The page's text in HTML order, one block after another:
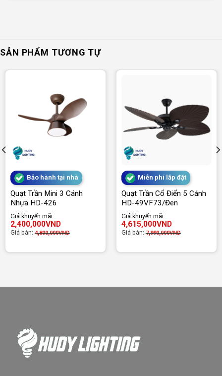
SẢN PHẨM TƯƠNG TỰ
Bảo hành tại nhà
Quạt Trần Mini 3 Cánh
Nhựa HD-426
Giá khuyến mãi:
2,400,000VND
Giá bán:4,800,000VND
Miễn phí lắp đặt
Quạt Trần Cổ Điển 5 Cánh
HD-49VF73/Đen
Giá khuyến mãi:
4,615,000VND
Giá bán:7,990,000VND